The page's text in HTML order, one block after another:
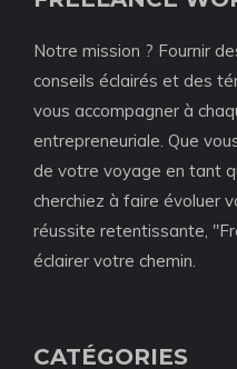
Notre mission ? Fournir
conseils éclairés et des
vous accompagner à
entrepreneuriale. Que
de votre voyage en tant
cherchiez à faire évoluer
réussite retentissante,
éclairer votre chemin.
CATÉGORIES